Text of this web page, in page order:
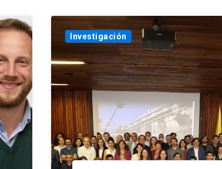
Investigación